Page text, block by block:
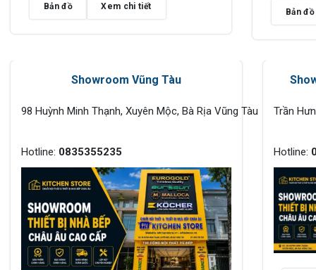
Bản đồ Xem chi tiết
Bản đồ
Showroom Vũng Tàu
98 Huỳnh Minh Thạnh, Xuyên Mộc, Bà Rịa Vũng Tàu
Hotline: 0835355235
Trần
Hotline: